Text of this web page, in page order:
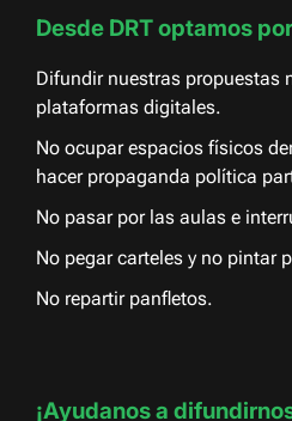
Desde DRT optamos
Difundir nuestras propuestas
plataformas digitales.
No ocupar espacios físicos
hacer propaganda política
No pasar por las aulas e
No pegar carteles y no pintar
No repartir panfletos.
¡Ayudanos a